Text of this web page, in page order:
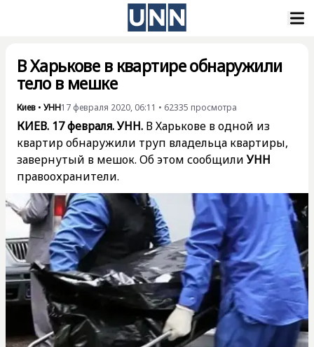
В Харькове в квартире обнаружили
тело в мешке
Киев • УНН17 февраля 2020, 06:11 • 62335 просмотра
КИЕВ. 17 февраля. УНН. В Харькове в одной из
квартир обнаружили труп владельца квартиры,
завернутый в мешок. Об этом сообщилиУНН
правоохранители.